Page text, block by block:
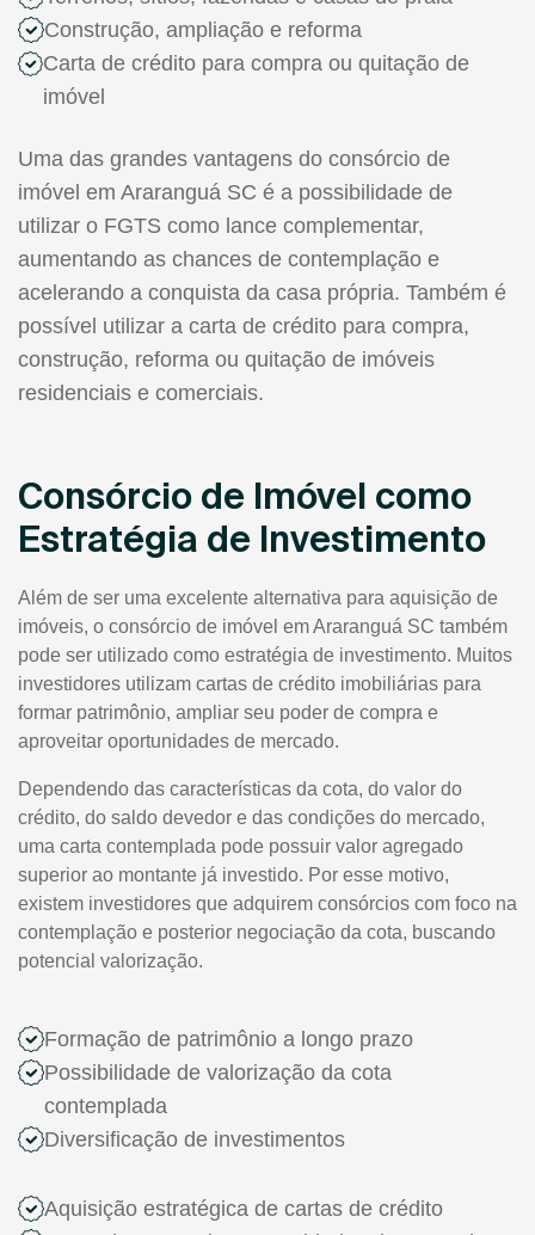
Construção, ampliação e reforma
Carta de crédito para compra ou quitação de
imóvel
Uma das grandes vantagens do consórcio de
imóvel em Araranguá SC é a possibilidade de
utilizar o FGTS como lance complementar,
aumentando as chances de contemplação e
acelerando a conquista da casa própria. Também é
possível utilizar a carta de crédito para compra,
construção, reforma ou quitação de imóveis
residenciais e comerciais.
Consórcio de Imóvel como
Estratégia de Investimento
Além de ser uma excelente alternativa para aquisição de
imóveis, o consórcio de imóvel em Araranguá SC também
pode ser utilizado como estratégia de investimento. Muitos
investidores utilizam cartas de crédito imobiliárias para
formar patrimônio, ampliar seu poder de compra e
aproveitar oportunidades de mercado.
Dependendo das características da cota, do valor do
crédito, do saldo devedor e das condições do mercado,
uma carta contemplada pode possuir valor agregado
superior ao montante já investido. Por esse motivo,
existem investidores que adquirem consórcios com foco na
contemplação e posterior negociação da cota, buscando
potencial valorização.
Formação de patrimônio a longo prazo
Possibilidade de valorização da cota
contemplada
Diversificação de investimentos
Aquisição estratégica de cartas de crédito